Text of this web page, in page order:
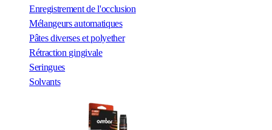
Enregistrement de l'occlusion
Mélangeurs automatiques
Pâtes diverses et polyether
Rétraction gingivale
Seringues
Solvants